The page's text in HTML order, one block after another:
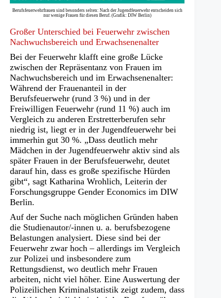
Berufsfeuerwehrfrauen sind besonders selten: Nach der Jugendfeuerwehr entscheiden sich
nur wenige Frauen für diesen Beruf. (Grafik: DIW Berlin)
Großer Unterschied bei Feuerwehr zwischen
Nachwuchsbereich und Erwachsenenalter
Bei der Feuerwehr klafft eine große Lücke
zwischen der Repräsentanz von Frauen im
Nachwuchsbereich und im Erwachsenenalter:
Während der Frauenanteil in der
Berufsfeuerwehr (rund 3 %) und in der
Freiwilligen Feuerwehr (rund 11 %) auch im
Vergleich zu anderen Erstretterberufen sehr
niedrig ist, liegt er in der Jugendfeuerwehr bei
immerhin gut 30 %. „Dass deutlich mehr
Mädchen in der Jugendfeuerwehr aktiv sind als
später Frauen in der Berufsfeuerwehr, deutet
darauf hin, dass es große spezifische Hürden
gibt“, sagt Katharina Wrohlich, Leiterin der
Forschungsgruppe Gender Economics im DIW
Berlin.
Auf der Suche nach möglichen Gründen haben
die Studienautor/-innen u. a. berufsbezogene
Belastungen analysiert. Diese sind bei der
Feuerwehr zwar hoch – allerdings im Vergleich
zur Polizei und insbesondere zum
Rettungsdienst, wo deutlich mehr Frauen
arbeiten, nicht viel höher. Eine Auswertung der
Polizeilichen Kriminalstatistik zeigt zudem, dass